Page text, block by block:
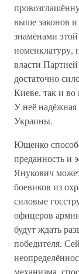
выше законов и
знамёнами
номенклатуру,
власти
достаточно
Киеве, так и во
У неё надёжная
Украины.
Ющенко
преданность и
Янукович
боевиков из
силовые
офицеров
будут ждать
победителя.
механизма,